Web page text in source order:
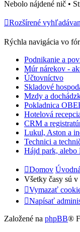
Nebolo nájdené nič •
Rozšírené
Rýchla navigácia vo
Podnikanie a
Múr nárekov -
Účtovníctvo
Skladové
Mzdy a
Pokladnica
Hotelová
CRM a
Lukul, Aston a
Technici a
Hájd park,
Domov
Všetky časy sú v
Vymazať
Napísať
Založené na phpBB®